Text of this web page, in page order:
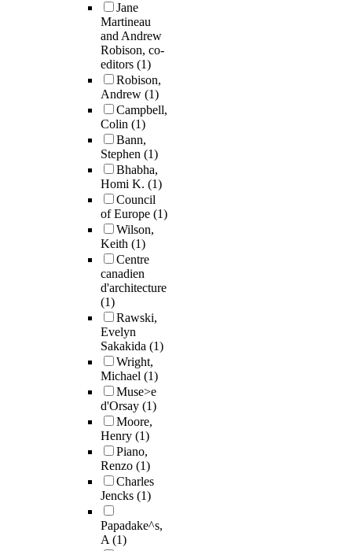
Jane
Martineau
and Andrew
Robison, co-
editors (1)
Robison,
Andrew (1)
Campbell,
Colin (1)
Bann,
Stephen (1)
Bhabha,
Homi K. (1)
Council
of Europe (1)
Wilson,
Keith (1)
Centre
canadien
d'architecture
(1)
Rawski,
Evelyn
Sakakida (1)
Wright,
Michael (1)
Muse>e
d'Orsay (1)
Moore,
Henry (1)
Piano,
Renzo (1)
Charles
Jencks (1)
Papadake^s,
A(1)